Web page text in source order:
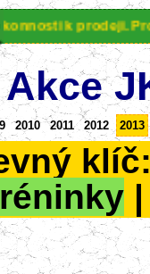
Akce
2010 2011 2012 2013
k prodeji. Pro